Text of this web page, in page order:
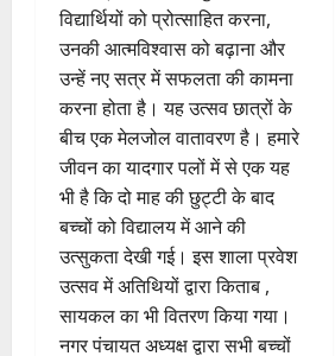
विद्यार्थियों को प्रोत्साहित करना,
उनकी आत्मविश्वास को बढ़ाना और
उन्हें नए सत्र में सफलता की कामना
करना होता है। यह उत्सव छात्रों के
बीच एक मेलजोल वातावरण है। हमारे
जीवन का यादगार पलों में से एक यह
भी है कि दो माह की छुट्टी के बाद
बच्चों को विद्यालय में आने की
उत्सुकता देखी गई। इस शाला प्रवेश
उत्सव में अतिथियों द्वारा किताब ,
सायकल का भी वितरण किया गया।
नगर पंचायत अध्यक्ष द्वारा सभी बच्चों